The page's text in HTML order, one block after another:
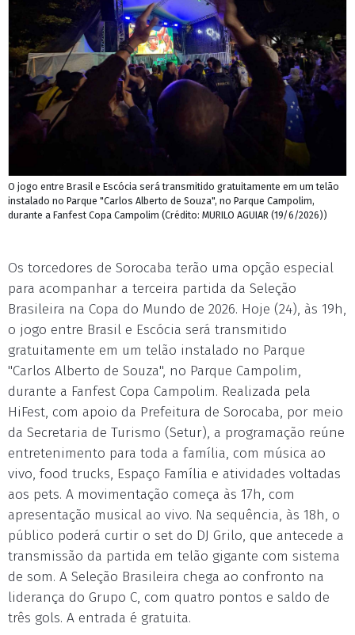
O jogo entre Brasil e Escócia será transmitido gratuitamente em um telão
instalado no Parque "Carlos Alberto de Souza", no Parque Campolim,
durante a Fanfest Copa Campolim (Crédito: MURILO AGUIAR (19/6/2026))
Os torcedores de Sorocaba terão uma opção especial
para acompanhar a terceira partida da Seleção
Brasileira na Copa do Mundo de 2026. Hoje (24), às 19h,
o jogo entre Brasil e Escócia será transmitido
gratuitamente em um telão instalado no Parque
"Carlos Alberto de Souza", no Parque Campolim,
durante a Fanfest Copa Campolim. Realizada pela
HiFest, com apoio da Prefeitura de Sorocaba, por meio
da Secretaria de Turismo (Setur), a programação reúne
entretenimento para toda a família, com música ao
vivo, food trucks, Espaço Família e atividades voltadas
aos pets. A movimentação começa às 17h, com
apresentação musical ao vivo. Na sequência, às 18h, o
público poderá curtir o set do DJ Grilo, que antecede a
transmissão da partida em telão gigante com sistema
de som. A Seleção Brasileira chega ao confronto na
liderança do Grupo C, com quatro pontos e saldo de
três gols. A entrada é gratuita.